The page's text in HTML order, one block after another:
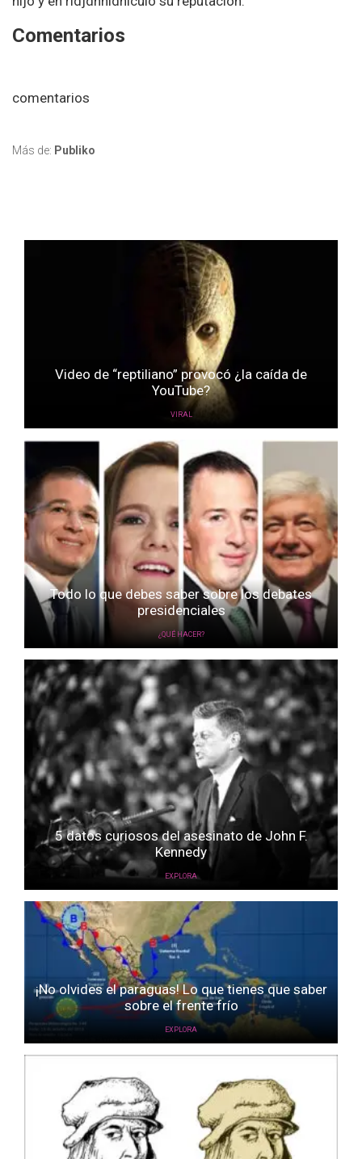
Comentarios
comentarios
Más de: Publiko
Video de “reptiliano” provocó ¿la caída de
YouTube?
VIRAL
Todo lo que debes saber sobre los debates
presidenciales
¿QUÉ HACER?
5 datos curiosos del asesinato de John F.
Kennedy
EXPLORA
¡No olvides el paraguas! Lo que tienes que saber
sobre el frente frío
EXPLORA